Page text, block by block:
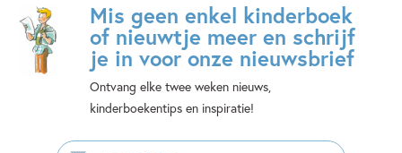
Mis geen enkel kinderboek
of nieuwtje meer en schrijf
je in voor onze nieuwsbrief
Ontvang elke twee weken nieuws,
kinderboekentips en inspiratie!
E-